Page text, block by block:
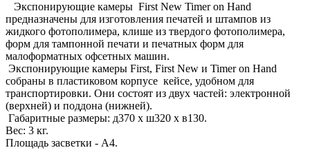
Экспонирующие камеры First New Timer on Hand
предназначены для изготовления печатей и штампов из
жидкого фотополимера, клише из твердого фотополимера,
форм для тампонной печати и печатных форм для
малоформатных офсетных машин.
Экспонирующие камеры First, First New и Timer on Hand
собраны в пластиковом корпусе кейсе, удобном для
транспортировки. Они состоят из двух частей: электронной
(верхней) и поддона (нижней).
Габаритные размеры: д370 х ш320 х в130.
Вес: 3 кг.
Площадь засветки - А4.